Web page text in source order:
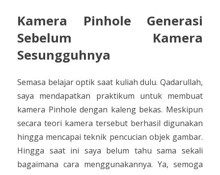
Kamera Pinhole Generasi
Sebelum Kamera
Sesungguhnya
Semasa belajar optik saat kuliah dulu. Qadarullah,
saya mendapatkan praktikum untuk membuat
kamera Pinhole dengan kaleng bekas. Meskipun
secara teori kamera tersebut berhasil digunakan
hingga mencapai teknik pencucian objek gambar.
Hingga saat ini saya belum tahu sama sekali
bagaimana cara menggunakannya. Ya, semoga